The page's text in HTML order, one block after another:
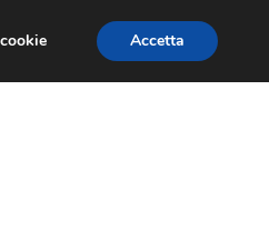
EVENTI E COMPETIZIONI
Accetta